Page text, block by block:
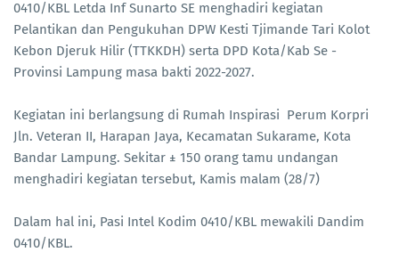
0410/KBL Letda Inf Sunarto SE menghadiri kegiatan
Pelantikan dan Pengukuhan DPW Kesti Tjimande Tari Kolot
Kebon Djeruk Hilir (TTKKDH) serta DPD Kota/Kab Se -
Provinsi Lampung masa bakti 2022-2027.
Kegiatan ini berlangsung di Rumah Inspirasi Perum Korpri
Jln. Veteran II, Harapan Jaya, Kecamatan Sukarame, Kota
Bandar Lampung. Sekitar ± 150 orang tamu undangan
menghadiri kegiatan tersebut, Kamis malam (28/7)
Dalam hal ini, Pasi Intel Kodim 0410/KBL mewakili Dandim
0410/KBL.